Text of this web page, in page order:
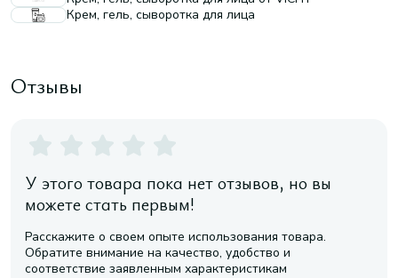
Крем, гель, сыворотка для лица
Отзывы
У этого товара пока нет отзывов, но вы
можете стать первым!
Расскажите о своем опыте использования товара.
Обратите внимание на качество, удобство и
соответствие заявленным характеристикам